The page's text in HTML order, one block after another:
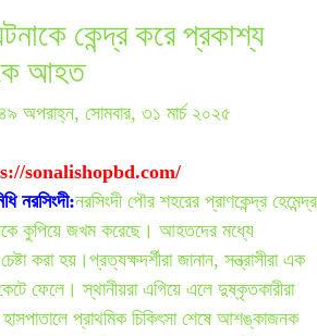
কেন্দ্র করে প্রকাশ্য
আহত
সোমবার, ৩১ মার্চ ২০২৫
sonalishopbd.com/
নরসিংদী:নরসিংদী পৌর শহরের প্রাণকেন্দ্র হেমেন্দ্র
কুপিয়ে জখম করেছে। আহতদের মধ্যে
করা হয়।প্রত্যক্ষদর্শীরা জানান, সন্ত্রাসীরা এক
ফেলে। স্থানীয়রা এগিয়ে এলে দুষ্কৃতকারীরা
প্রাথমিক চিকিৎসা শেষে আশঙ্কাজনক